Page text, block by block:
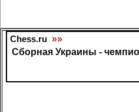
Chess.ru »»
Сборная Украины -